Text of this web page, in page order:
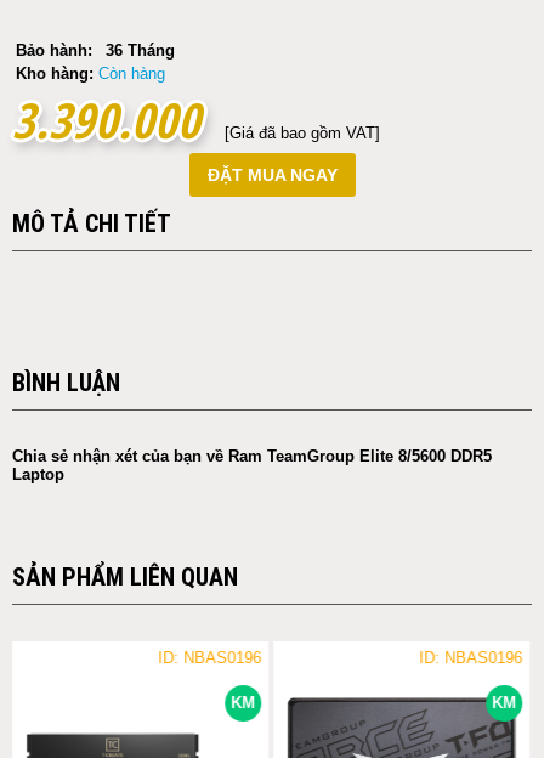
Bảo hành:
36 Tháng
Kho hàng: Còn hàng
3.390.000
3.390.000 [Giá đã bao gồm VAT]
ĐẶT MUA NGAY
MÔ TẢ CHI TIẾT
BÌNH LUẬN
Chia sẻ nhận xét của bạn về Ram TeamGroup Elite 8/5600 DDR5
Laptop
SẢN PHẨM LIÊN QUAN
KM
ID: NBAS0196
KM
ID: NBAS0196